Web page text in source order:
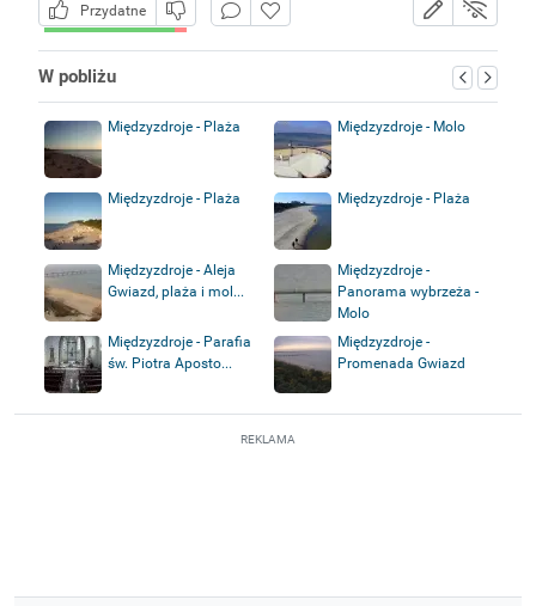
Przydatne
W pobliżu
Międzyzdroje - Plaża Międzyzdroje - Molo
Międzyzdroje - Plaża Międzyzdroje - Plaża
Międzyzdroje - Aleja
Gwiazd, plaża i mol...
Międzyzdroje -
Panorama wybrzeża -
Molo
Międzyzdroje - Parafia
św. Piotra Aposto...
Międzyzdroje -
Promenada Gwiazd
REKLAMA